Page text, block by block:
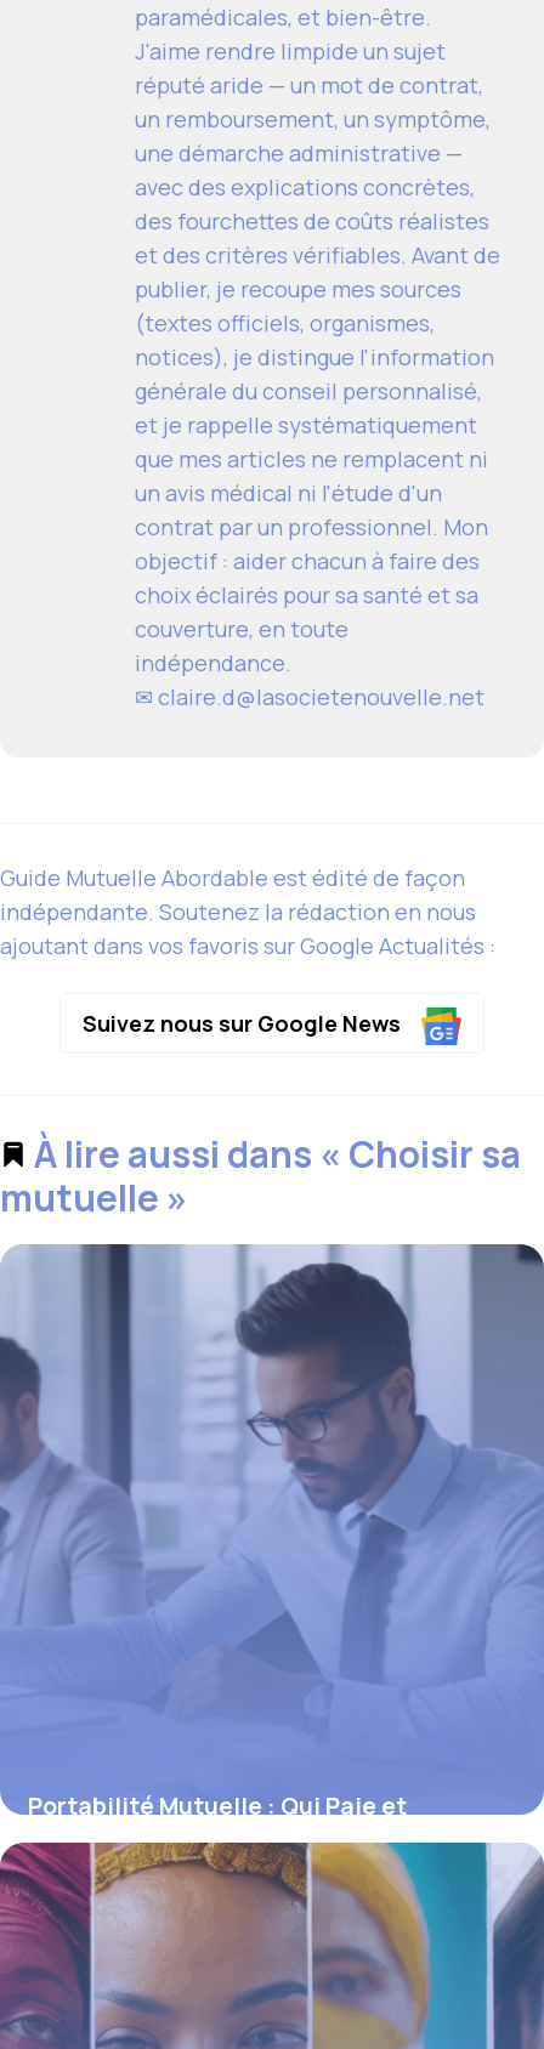
paramédicales, et bien-être.
J'aime rendre limpide un sujet
réputé aride — un mot de contrat,
un remboursement, un symptôme,
une démarche administrative —
avec des explications concrètes,
des fourchettes de coûts réalistes
et des critères vérifiables. Avant de
publier, je recoupe mes sources
(textes officiels, organismes,
notices), je distingue l'information
générale du conseil personnalisé,
et je rappelle systématiquement
que mes articles ne remplacent ni
un avis médical ni l'étude d'un
contrat par un professionnel. Mon
objectif : aider chacun à faire des
choix éclairés pour sa santé et sa
couverture, en toute
indépendance.
✉ claire.d@lasocietenouvelle.net
Guide Mutuelle Abordable est édité de façon
indépendante. Soutenez la rédaction en nous
ajoutant dans vos favoris sur Google Actualités :
Suivez nous sur Google News
À lire aussi dans « Choisir sa
mutuelle »
Portabilité Mutuelle : Qui Paie et
Comment ça Marche ?
16 juin 2026